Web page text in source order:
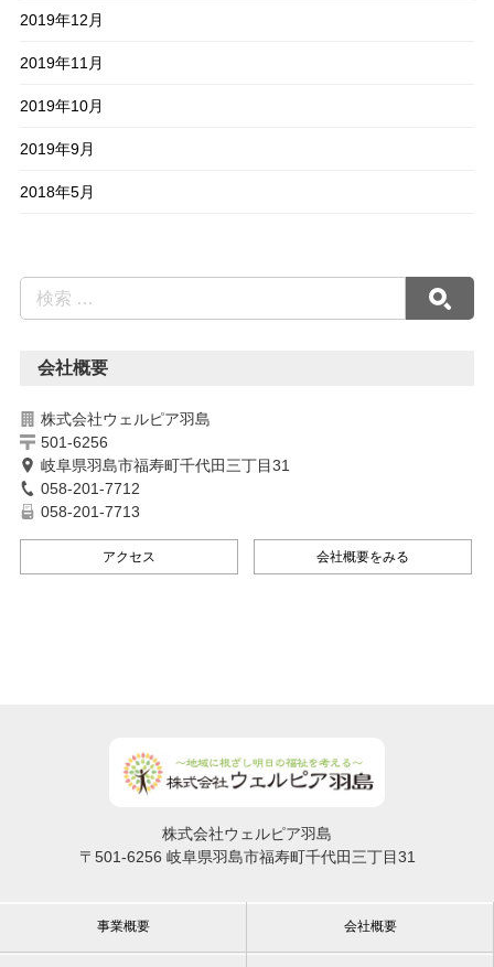
2019年12月
2019年11月
2019年10月
2019年9月
2018年5月
会社概要
株式会社ウェルピア羽島
501-6256
岐阜県羽島市福寿町千代田三丁目31
058-201-7712
058-201-7713
アクセス 会社概要をみる
株式会社ウェルピア羽島
〒501-6256 岐阜県羽島市福寿町千代田三丁目31
事業概要 会社概要